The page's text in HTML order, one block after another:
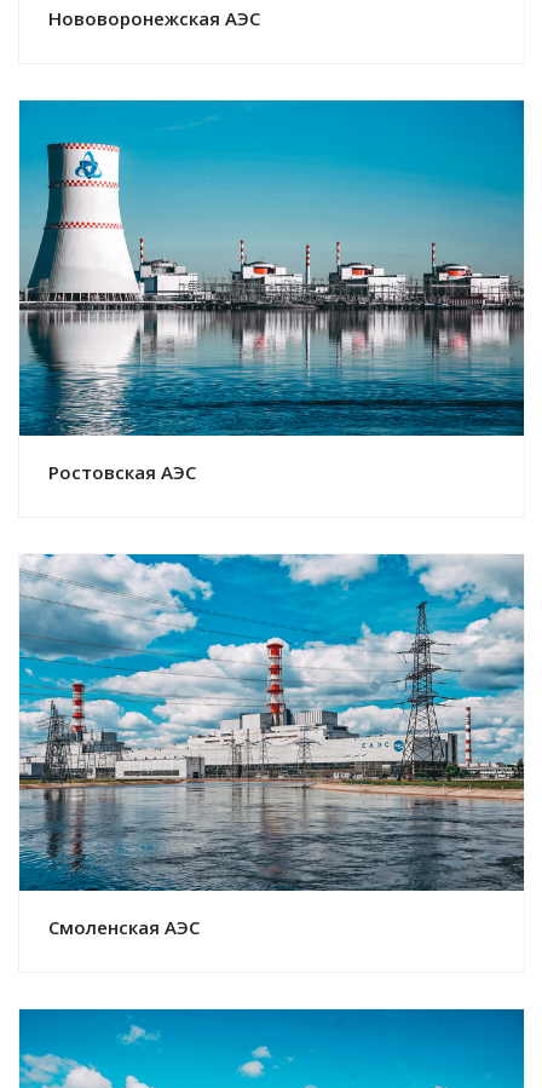
Нововоронежская АЭС
Смотреть проект
Ростовская АЭС
Смотреть проект
Смоленская АЭС